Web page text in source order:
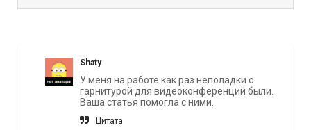
Shaty
У меня на работе как раз неполадки с
гарнитурой для видеоконференций были.
Ваша статья помогла с ними.
Цитата